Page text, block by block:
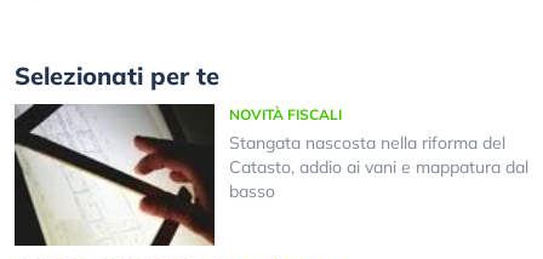
Selezionati per te
NOVITÀ FISCALI
Stangata nascosta nella riforma del
Catasto, addio ai vani e mappatura dal
basso